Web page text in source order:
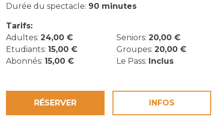
Durée du spectacle: 90 minutes
Tarifs:
Adultes: 24,00 € Seniors: 20,00 €
Etudiants: 15,00 € Groupes: 20,00 €
Abonnés: 15,00 € Le Pass: Inclus
RÉSERVER INFOS